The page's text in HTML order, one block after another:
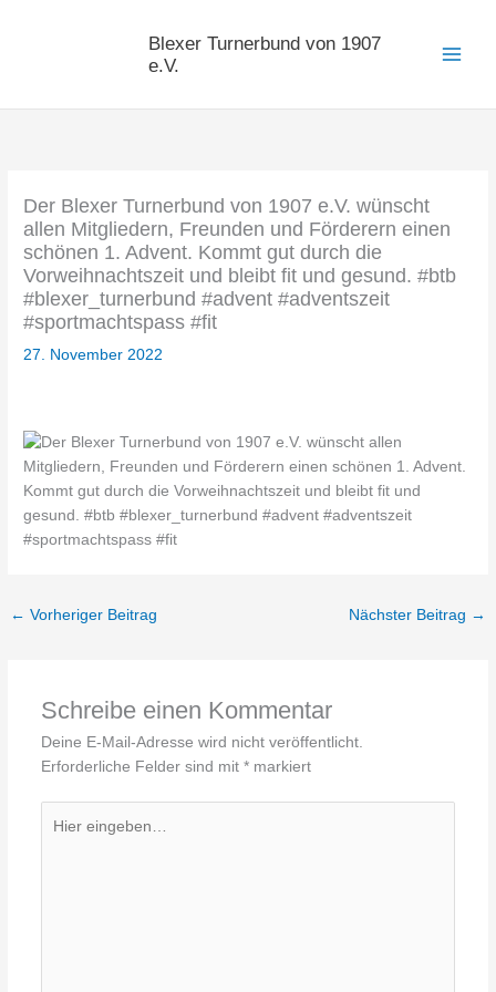
Blexer Turnerbund von 1907
e.V.
Der Blexer Turnerbund von 1907 e.V. wünscht
allen Mitgliedern, Freunden und Förderern einen
schönen 1. Advent. Kommt gut durch die
Vorweihnachtszeit und bleibt fit und gesund. #btb
#blexer_turnerbund #advent #adventszeit
#sportmachtspass #fit
27. November 2022
← Vorheriger Beitrag Nächster Beitrag →
Schreibe einen Kommentar
Deine E-Mail-Adresse wird nicht veröffentlicht.
Erforderliche Felder sind mit *markiert
eingeben…